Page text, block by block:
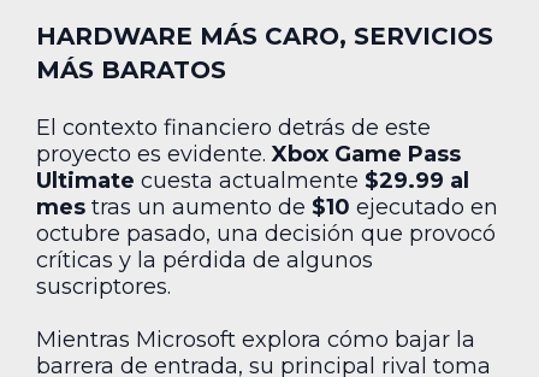
HARDWARE MÁS CARO, SERVICIOS
MÁS BARATOS
El contexto financiero detrás de este
proyecto es evidente.Xbox Game Pass
Ultimate cuesta actualmente $29.99 al
mes tras un aumento de $10 ejecutado en
octubre pasado, una decisión que provocó
críticas y la pérdida de algunos
suscriptores.
Mientras Microsoft explora cómo bajar la
barrera de entrada, su principal rival toma